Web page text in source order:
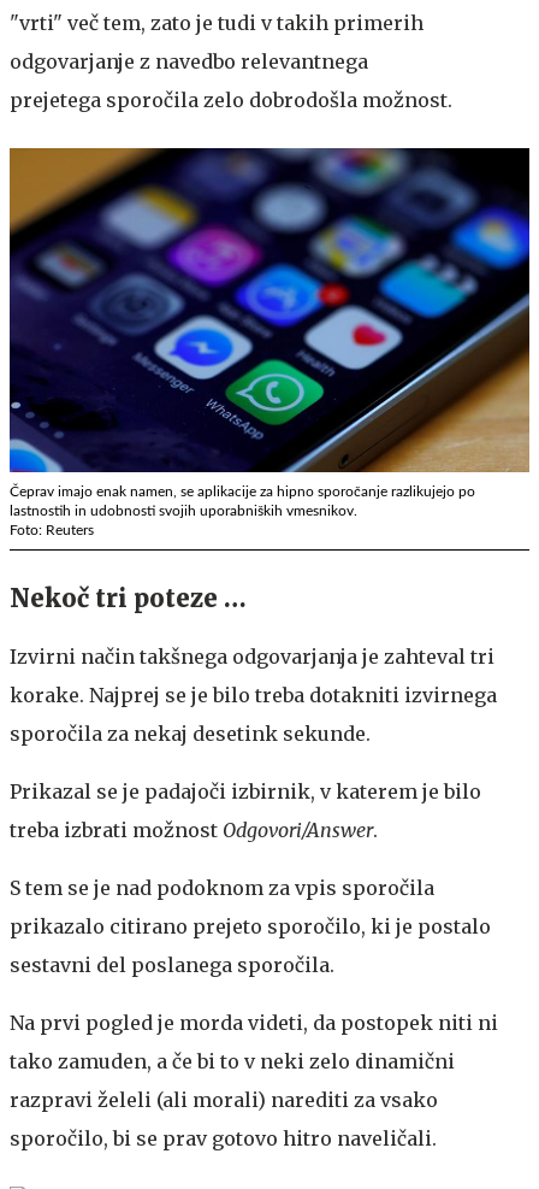
"vrti" več tem, zato je tudi v takih primerih
odgovarjanje z navedbo relevantnega
prejetega sporočila zelo dobrodošla možnost.
Čeprav imajo enak namen, se aplikacije za hipno sporočanje razlikujejo po
lastnostih in udobnosti svojih uporabniških vmesnikov.
Foto: Reuters
Nekoč tri poteze …
Izvirni način takšnega odgovarjanja je zahteval tri
korake. Najprej se je bilo treba dotakniti izvirnega
sporočila za nekaj desetink sekunde.
Prikazal se je padajoči izbirnik, v katerem je bilo
treba izbrati možnost Odgovori/Answer.
S tem se je nad podoknom za vpis sporočila
prikazalo citirano prejeto sporočilo, ki je postalo
sestavni del poslanega sporočila.
Na prvi pogled je morda videti, da postopek niti ni
tako zamuden, a če bi to v neki zelo dinamični
razpravi želeli (ali morali) narediti za vsako
sporočilo, bi se prav gotovo hitro naveličali.